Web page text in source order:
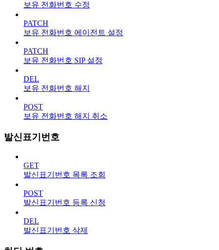
보유 전화번호 수정
PATCH
보유 전화번호 에이전트 설정
PATCH
보유 전화번호 SIP 설정
DEL
보유 전화번호 해지
POST
보유 전화번호 해지 취소
발신표기번호
GET
발신표기번호 목록 조회
POST
발신표기번호 등록 신청
DEL
발신표기번호 삭제